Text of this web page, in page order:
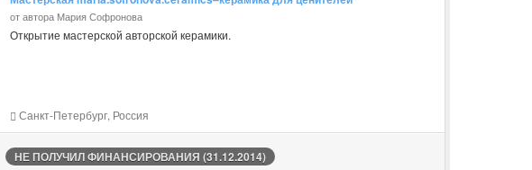
от автора Мария Софронова
Открытие мастерской авторской керамики.
Санкт-Петербург, Россия
НЕ ПОЛУЧИЛ ФИНАНСИРОВАНИЯ (31.12.2014)